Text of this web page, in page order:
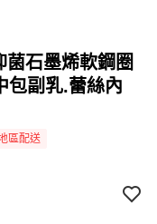
菌石墨烯軟鋼圈
包副乳.蕾絲內
區配送